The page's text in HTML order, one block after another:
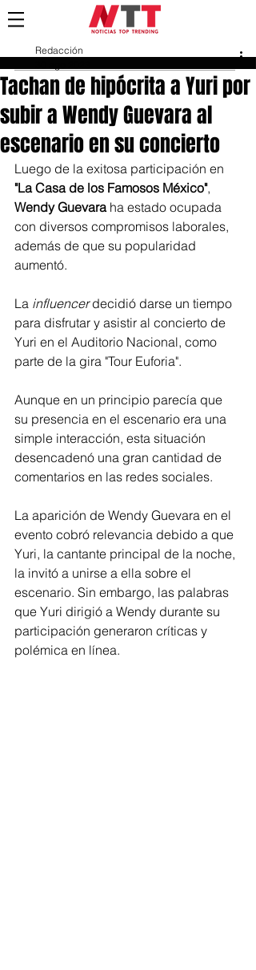
Tachan de hipócrita a Yuri por
subir a Wendy Guevara al
escenario en su concierto
Redacción
Luego de la exitosa participación en
"La Casa de los Famosos México",
Wendy Guevara ha estado ocupada
con diversos compromisos laborales,
además de que su popularidad
aumentó.
La influencer decidió darse un tiempo
para disfrutar y asistir al concierto de
Yuri en el Auditorio Nacional, como
parte de la gira "Tour Euforia".
Aunque en un principio parecía que
su presencia en el escenario era una
simple interacción, esta situación
desencadenó una gran cantidad de
comentarios en las redes sociales.
La aparición de Wendy Guevara en el
evento cobró relevancia debido a que
Yuri, la cantante principal de la noche,
la invitó a unirse a ella sobre el
escenario. Sin embargo, las palabras
que Yuri dirigió a Wendy durante su
participación generaron críticas y
polémica en línea.